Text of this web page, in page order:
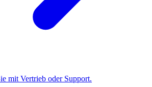
mit Vertrieb oder Support.